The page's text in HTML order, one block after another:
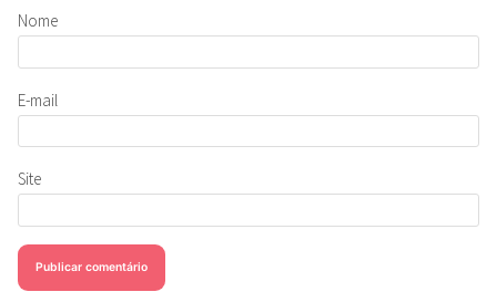
Nome
E-mail
Site